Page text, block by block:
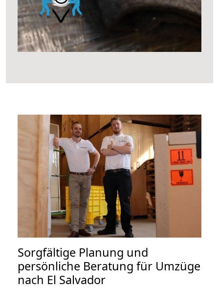
Sorgfältige Planung und
persönliche Beratung für Umzüge
nach El Salvador